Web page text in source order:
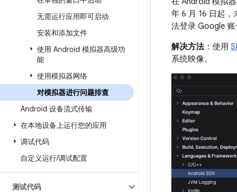
无需运行应用即可启动
安装和添加文件
使用 Android 模拟器高级功
能
使用模拟器网络
对模拟器进行问题排查
Android 设备流式传输
在本地设备上运行您的应用
调试代码
自定义运行/调试配置
测试代码
年 6 月 16 日起
法登录 Google 账
解决方法：使用
系统映像。